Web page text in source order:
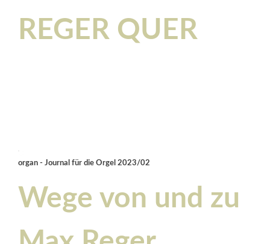
REGER QUER
organ - Journal für die Orgel 2023/02
Wege von und zu